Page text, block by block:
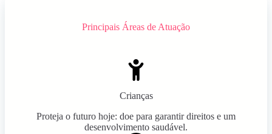
Principais Áreas de Atuação
Crianças
Proteja o futuro hoje: doe para garantir direitos e um
desenvolvimento saudável.